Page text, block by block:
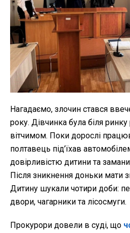
Нагадаємо, злочин стався
року. Дівчинка була біля ринку
вітчимом. Поки дорослі
полтавець під’їхав
довірливістю дитини та
Після зникнення доньки мати
Дитину шукали чотири доби:
двори, чагарники та лісосмуги.
Прокурори довели в суді, що